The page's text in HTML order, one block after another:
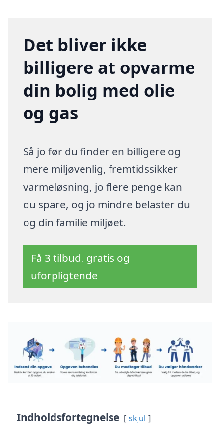
Det bliver ikke
billigere at opvarme
din bolig med olie
og gas
Så jo før du finder en billigere og
mere miljøvenlig, fremtidssikker
varmeløsning, jo flere penge kan
du spare, og jo mindre belaster du
og din familie miljøet.
Få 3 tilbud, gratis og
uforpligtende
Indholdsfortegnelse skjul